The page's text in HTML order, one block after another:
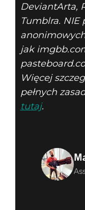
DeviantArta,
Tumblra.
jak
Więcej
pełnych
tutaj.